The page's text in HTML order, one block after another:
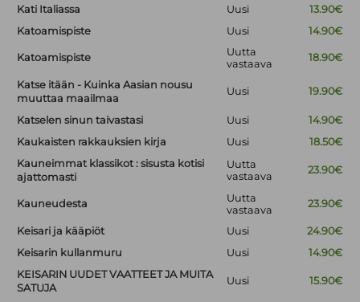
Kati Italiassa
Uusi
13.90€
Katoamispiste
Uusi 14.90€
Katoamispiste
Uutta
vastaava
18.90€
Katse itään - Kuinka Aasian nousu
muuttaa maailmaa
Uusi 19.90€
Katselen sinun taivastasi Uusi
14.90€
Kaukaisten rakkauksien kirja
Uusi
18.50€
Kauneimmat klassikot : sisusta kotisi
ajattomasti
Uutta
vastaava
23.90€
Kauneudesta
Uutta
vastaava
23.90€
Keisari ja kääpiöt Uusi
24.90€
Keisarin kullanmuru
Uusi
14.90€
KEISARIN UUDET VAATTEET JA MUITA
SATUJA
Uusi 15.90€